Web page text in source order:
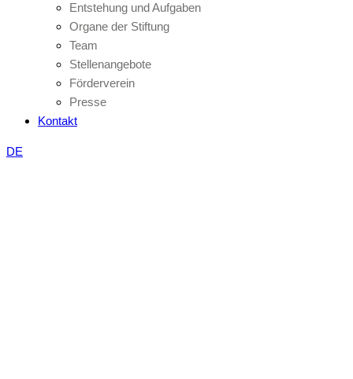
Entstehung und Aufgaben
Organe der Stiftung
Team
Stellenangebote
Förderverein
Presse
Kontakt
DE